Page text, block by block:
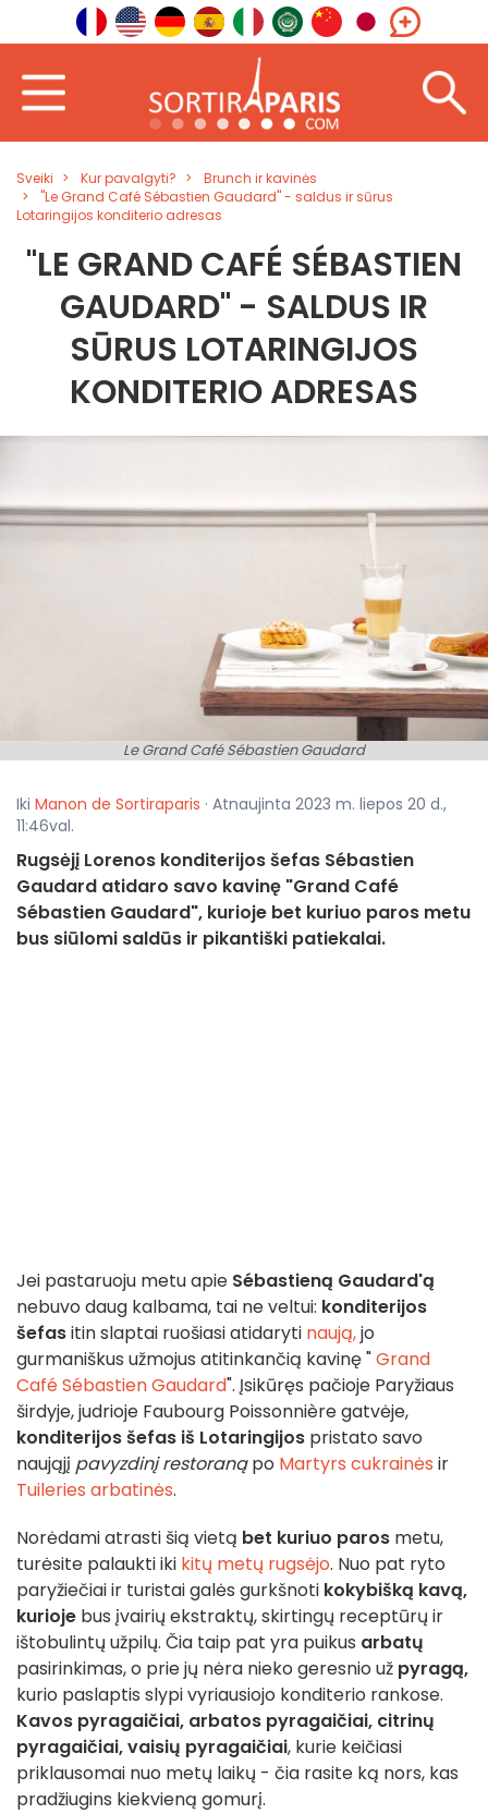
Sveiki Kur pavalgyti?
Brunch ir kavinės
"Le Grand Café Sébastien Gaudard" - saldus ir sūrus
Lotaringijos konditerio adresas
"LE GRAND CAFÉ SÉBASTIEN
GAUDARD" - SALDUS IR
SŪRUS LOTARINGIJOS
KONDITERIO ADRESAS
Le Grand Café Sébastien Gaudard
Iki Manon de Sortiraparis · Atnaujinta 2023 m. liepos 20 d.,
11:46val.
Rugsėjį Lorenos konditerijos šefas Sébastien
Gaudard atidaro savo kavinę "Grand Café
Sébastien Gaudard", kurioje bet kuriuo paros metu
bus siūlomi saldūs ir pikantiški patiekalai.
Jei pastaruoju metu apie Sébastieną Gaudard'ą
nebuvo daug kalbama, tai ne veltui: konditerijos
šefasitin slaptai ruošiasi atidaryti naują,jo
gurmaniškus užmojus atitinkančią kavinę "Grand
Café Sébastien Gaudard". Įsikūręs pačioje Paryžiaus
širdyje, judrioje Faubourg Poissonnière gatvėje,
konditerijos šefas iš Lotaringijos pristato savo
naująjį pavyzdinį restoranąpo Martyrs cukrainės ir
Tuileries arbatinės.
Norėdami atrasti šią vietą bet kuriuo paros metu,
turėsite palaukti iki kitų metų rugsėjo. Nuo pat ryto
paryžiečiai ir turistai galės gurkšnoti kokybišką kavą,
kurioje bus įvairių ekstraktų, skirtingų receptūrų ir
ištobulintų užpilų. Čia taip pat yra puikus arbatų
pasirinkimas, o prie jų nėra nieko geresnio už pyragą,
kurio paslaptis slypi vyriausiojo konditerio rankose.
Kavos pyragaičiai, arbatos pyragaičiai, citrinų
pyragaičiai, vaisių pyragaičiai, kurie keičiasi
priklausomai nuo metų laikų - čia rasite ką nors, kas
pradžiugins kiekvieną gomurį.